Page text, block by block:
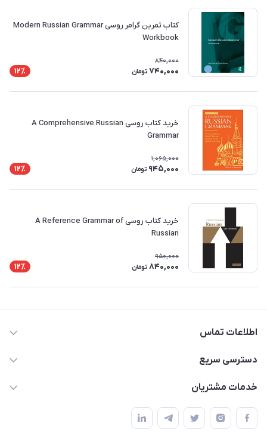
کتاب تمرین گرامر روسی Modern Russian Grammar
Workbook
840,000
740,000 تومان 12٪
خرید کتاب روسی A Comprehensive Russian
Grammar
1,065,000
945,000 تومان 12٪
خرید کتاب روسی A Reference Grammar of
Russian
950,000
840,000 تومان 12٪
اطلاعات تماس
09371742423
طبقه بالای دنیای لبنیات (مراجعه حضوری فقط در صورت هماهنگی
قبلی با شماره ۰۹۳۷۱۷۴۲۴۲۳ امکان پذیر است)
دسترسی سریع
حساب کاربری
لیست محصولات
خدمات مشتریان
قوانین و مقررات
حریم خصوصی